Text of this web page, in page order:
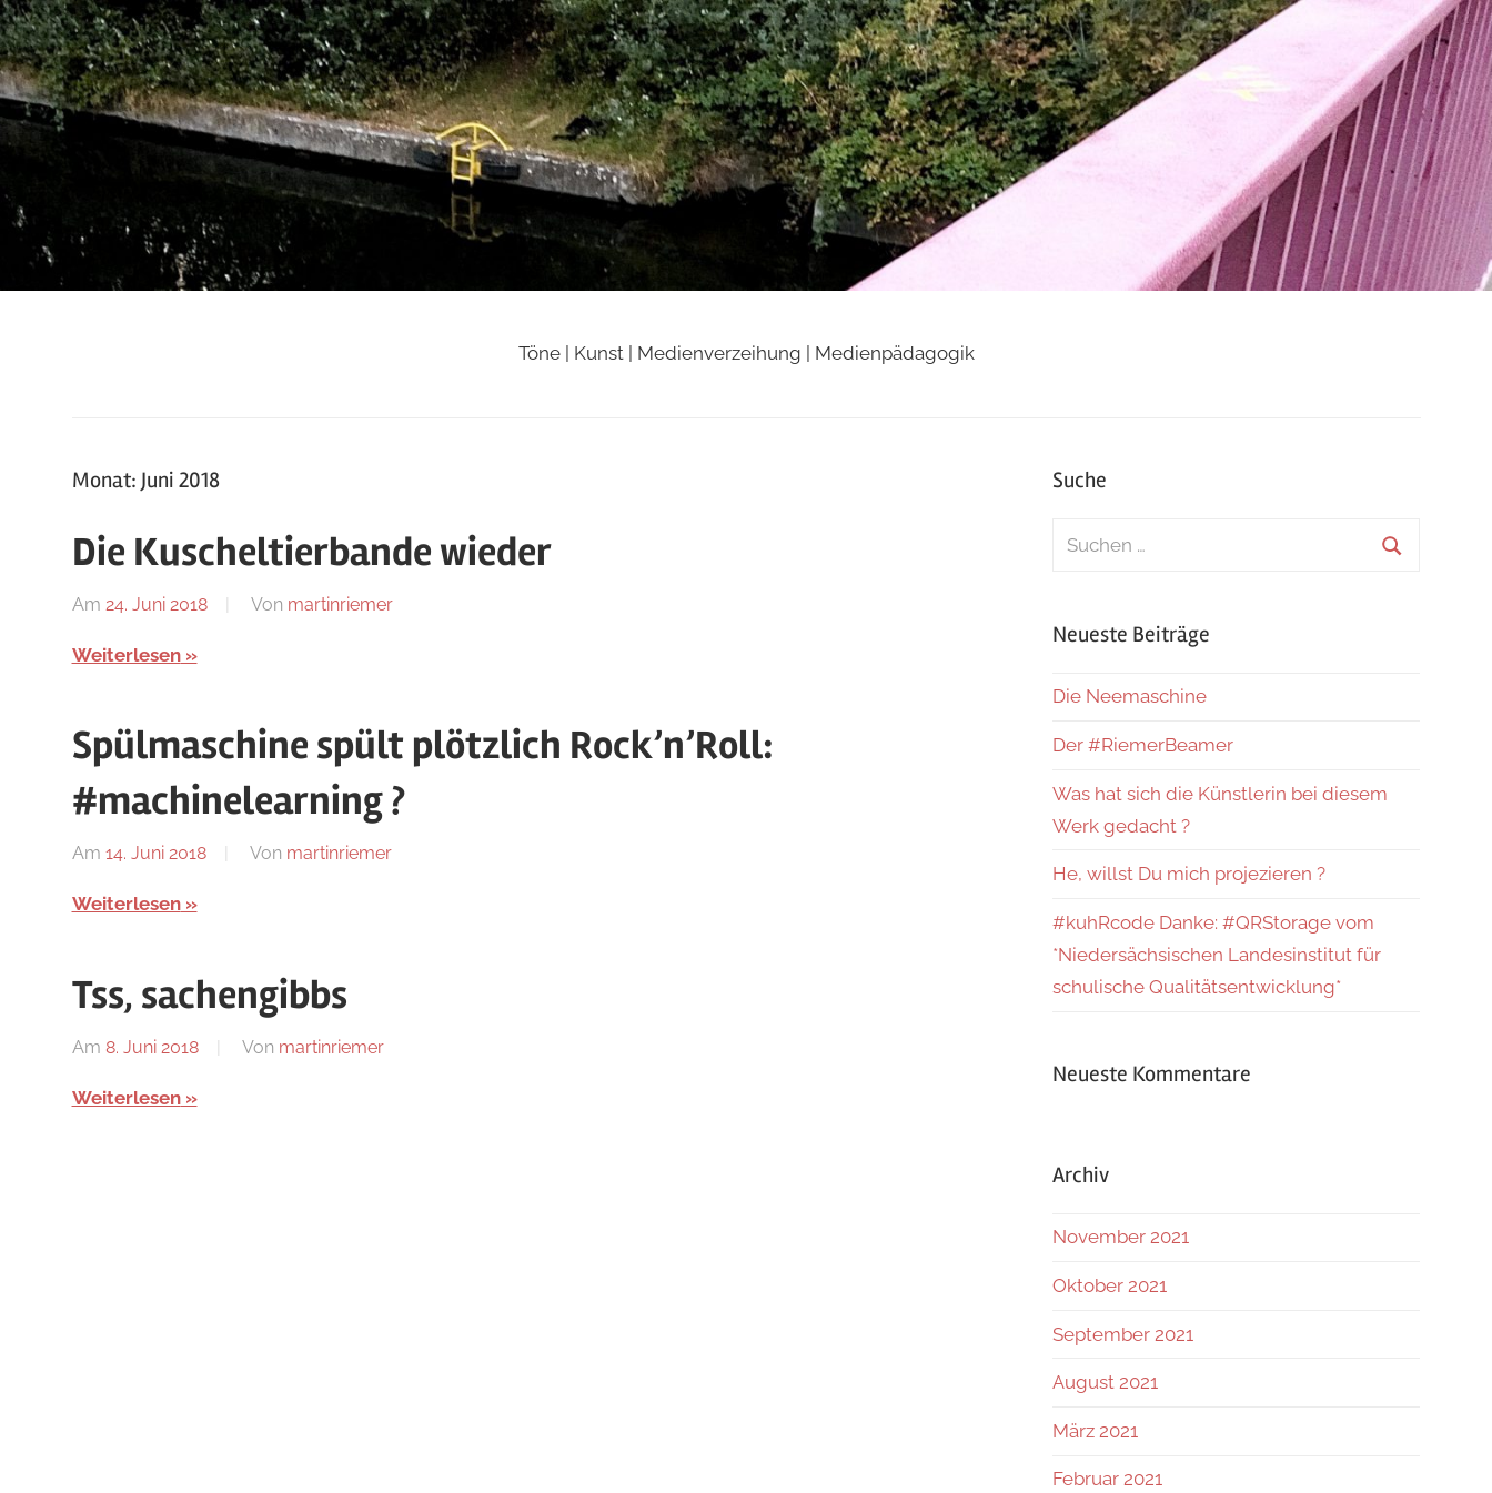
Zum
Inhalt
springen
Riemers
Blog
Töne | Kunst | Medienverzeihung | Medienpädagogik
Monat: Juni 2018
Die Kuscheltierbande wieder
Am 24. Juni 2018 Von martinriemerIn
Weiterlesen
Spülmaschine spült plötzlich Rock’n’Roll:
#machinelearning ?
Am 14. Juni 2018 Von martinriemerIn
Weiterlesen
Tss, sachengibbs
Am 8. Juni 2018 Von martinriemerIn
Weiterlesen
Suche
Suchen
Neueste Beiträge
Die Neemaschine
Der #RiemerBeamer
Was hat sich die Künstlerin bei diesem
Werk gedacht ?
He, willst Du mich projezieren ?
#kuhRcode Danke: #QRStorage vom
*Niedersächsischen Landesinstitut für
schulische Qualitätsentwicklung*
Neueste Kommentare
Archiv
November 2021
Oktober 2021
September 2021
August 2021
März 2021
Februar 2021